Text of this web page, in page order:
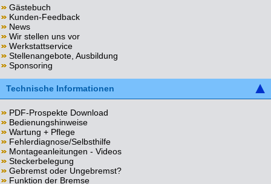
Gästebuch
Kunden-Feedback
News
Wir stellen uns vor
Werkstattservice
Stellenangebote, Ausbildung
Sponsoring
Technische Informationen
PDF-Prospekte Download
Bedienungshinweise
Wartung + Pflege
Fehlerdiagnose/Selbsthilfe
Montageanleitungen - Videos
Steckerbelegung
Gebremst oder Ungebremst?
Funktion der Bremse